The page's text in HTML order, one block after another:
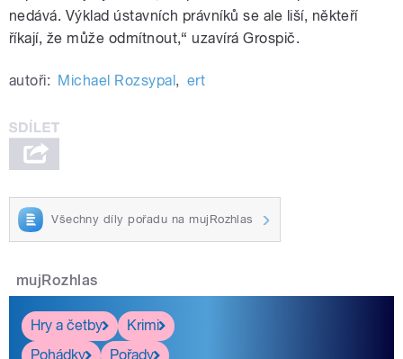
nedává. Výklad ústavních právníků se ale liší, někteří
říkají, že může odmítnout,“ uzavírá Grospič.
autoři: Michael Rozsypal , ert
Všechny díly pořadu na mujRozhlas
mujRozhlas
Hry a četby
Krimi
Pohádky
Pořady